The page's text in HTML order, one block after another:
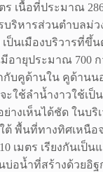
ตร เนื้อที่ประมา
หารส่วนตำบลม่ว
ป็นเมืองบริวาร
อายุประมาณ
บคูด้านใน คูด้าน
ลำน้ำงาวใช้เป็
งเห็นได้ชัด ใน
พื้นที่ทางทิศเห
เมตร เรียงกันเ
อน้ำที่สร้างด้วย